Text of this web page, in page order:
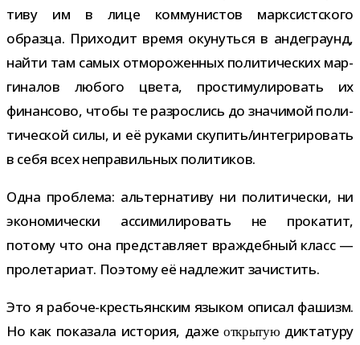
тиву им в лице ком­му­ни­стов марк­сист­ского
образца. Приходит время оку­нуться в анде­гра­унд,
найти там самых отмо­ро­жен­ных поли­ти­че­ских мар­
ги­на­лов любого цвета, про­сти­му­ли­ро­вать их
финан­сово, чтобы те раз­рос­лись до зна­чи­мой поли­
ти­че­ской силы, и её руками скупить/​интегрировать
в себя всех непра­виль­ных политиков.
Одна про­блема: аль­тер­на­тиву ни поли­ти­че­ски, ни
эко­но­ми­че­ски асси­ми­ли­ро­вать не про­ка­тит,
потому что она пред­став­ляет враж­деб­ный класс —
про­ле­та­риат. Поэтому её над­ле­жит зачистить.
Это я рабоче-​крестьянским язы­ком опи­сал фашизм.
Но как пока­зала исто­рия, дажеоткры­тую дик­та­туру